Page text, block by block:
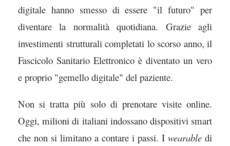
digitale hanno smesso di essere "il futuro" per
diventare la normalità quotidiana. Grazie agli
investimenti strutturali completati lo scorso anno, il
Fascicolo Sanitario Elettronico è diventato un vero
e proprio "gemello digitale" del paziente.
Non si tratta più solo di prenotare visite online.
Oggi, milioni di italiani indossano dispositivi smart
che non si limitano a contare i passi. I wearable di